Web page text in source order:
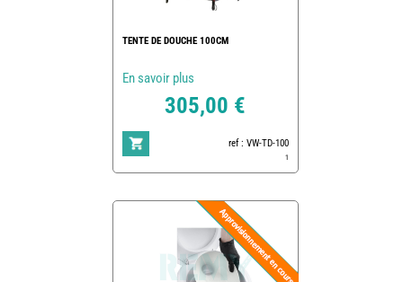
TENTE DE DOUCHE 100CM
En savoir plus
305,00 €
ref : VW-TD-100
1